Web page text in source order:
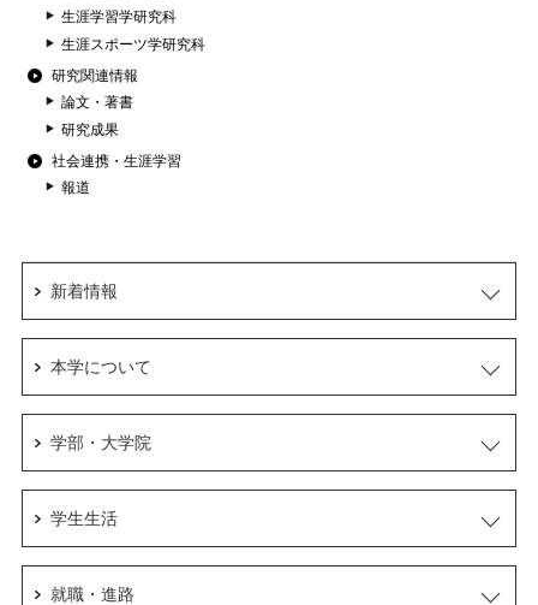
生涯学習学研究科
生涯スポーツ学研究科
研究関連情報
論文・著書
研究成果
社会連携・生涯学習
報道
新着情報
本学について
学部・大学院
学生生活
就職・進路